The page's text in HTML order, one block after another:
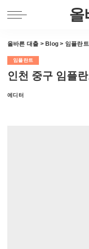
올
올바른 대출 > Blog > 임플란트
임플란트
인천 중구 임플
Posted
에디터